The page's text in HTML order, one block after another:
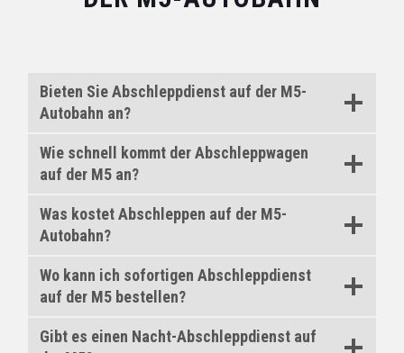
Bieten Sie Abschleppdienst auf der M5-
Autobahn an?
Wie schnell kommt der Abschleppwagen
auf der M5 an?
Was kostet Abschleppen auf der M5-
Autobahn?
Wo kann ich sofortigen Abschleppdienst
auf der M5 bestellen?
Gibt es einen Nacht-Abschleppdienst auf